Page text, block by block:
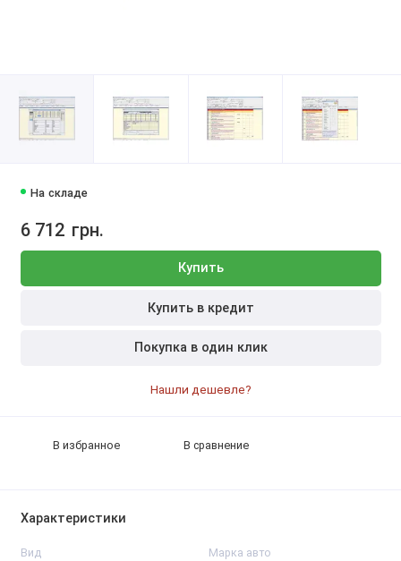
На складе
6 712 грн.
Купить
Купить в кредит
Покупка в один клик
Нашли дешевле?
В избранное В сравнение
Характеристики
Вид Марка авто